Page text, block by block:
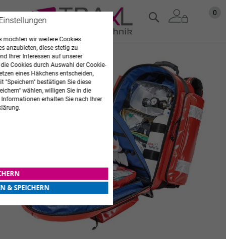
Zum
Inhalt
0
Suche
Zum
Ende
der
Bildgalerie
springen
möchten wir weitere Cookies
anzubieten, diese stetig zu
Ihrer Interessen auf unserer
Cookies durch Auswahl der Cookie-
eines Häkchens entscheiden,
"Speichern" bestätigen Sie diese
wählen, willigen Sie in die
erhalten Sie nach Ihrer
& SPEICHERN